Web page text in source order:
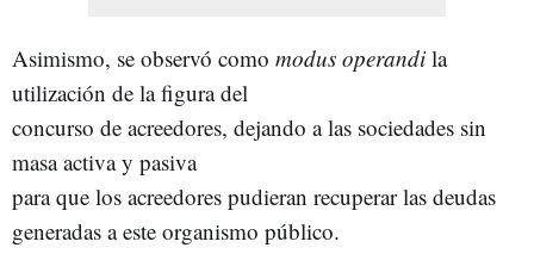
Asimismo, se observó como modus operandi la
utilización de la figura del
concurso de acreedores, dejando a las sociedades sin
masa activa y pasiva
para que los acreedores pudieran recuperar las deudas
generadas a este organismo público.